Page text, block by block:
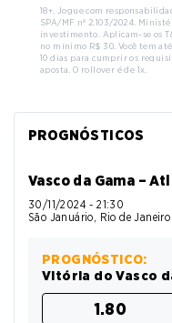
18+. Jogue com
SPA/MF nº 2.103/2024.
investimento. Aplicam-se os
no mínimo R$ 30. Você tem
10 dias para cumprir os
aposta. O rollover é de 1x.
PROGNÓSTICOS
Vasco da Gama –
30/11/2024 - 21:30
São Januário, Rio de Janeiro
PROGNÓSTICO:
Vitória do Vasco
1.80